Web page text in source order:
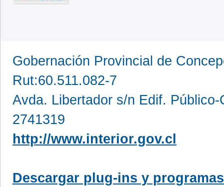
Gobernación Provincial de
Rut:60.511.082-7
Avda. Libertador s/n Edif.
2741319
http://www.interior.gov.cl
Descargar plug-ins y